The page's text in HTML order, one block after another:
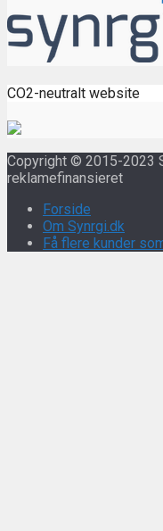
CO2-neutralt website
Copyright © 2015-2023
reklamefinansieret
Forside
Om Synrgi.dk
Få flere kunder